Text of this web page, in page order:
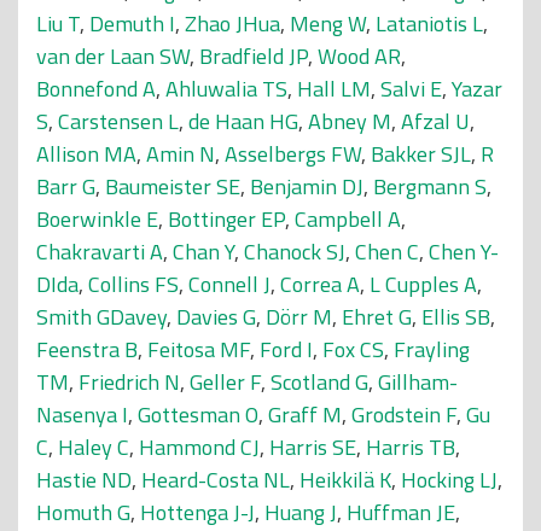
Liu T, Demuth I,Zhao JHua, Meng W, Lataniotis L,
van der Laan SW, Bradfield JP,Wood AR,
Bonnefond A,Ahluwalia TS, Hall LM,Salvi E,Yazar
S,Carstensen L,de Haan HG,Abney M,Afzal U,
Allison MA,Amin N,Asselbergs FW, Bakker SJL, R
Barr G, Baumeister SE, Benjamin DJ, Bergmann S,
Boerwinkle E, Bottinger EP,Campbell A,
Chakravarti A,Chan Y,Chanock SJ,Chen C,Chen Y-
DIda,Collins FS,Connell J,Correa A, L Cupples A,
Smith GDavey, Davies G, Dörr M, Ehret G, Ellis SB,
Feenstra B, Feitosa MF, Ford I, Fox CS, Frayling
TM, Friedrich N,Geller F,Scotland G,Gillham-
Nasenya I,Gottesman O,Graff M,Grodstein F,Gu
C, Haley C, Hammond CJ, Harris SE, Harris TB,
Hastie ND, Heard-Costa NL, Heikkilä K, Hocking LJ,
Homuth G, Hottenga J-J, Huang J, Huffman JE,